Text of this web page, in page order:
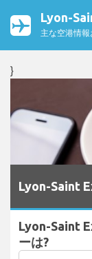
Lyon-
主な空港情報
}
Lyon-Saint
Lyon-Saint
ーは?